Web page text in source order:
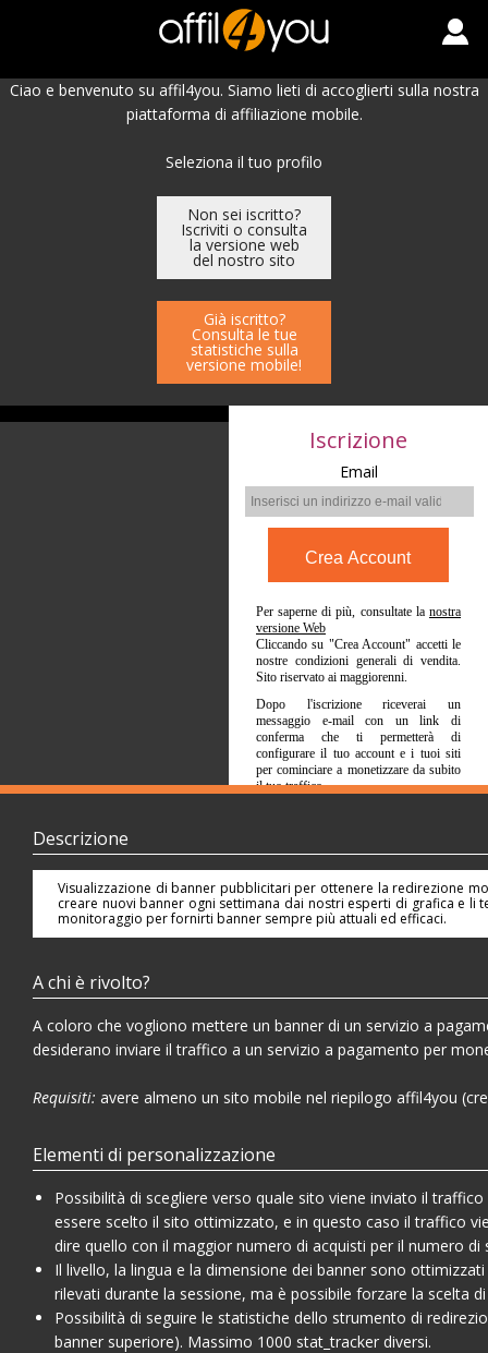
Ciao e benvenuto su affil4you. Siamo lieti di accoglierti sulla nostra
piattaforma di affiliazione mobile.
Seleziona il tuo profilo
Non sei iscritto?
Iscriviti o consulta
la versione web
del nostro sito
Già iscritto?
Consulta le tue
statistiche sulla
versione mobile!
Iscrizione
Email
Per saperne di più, consultate la nostra
versione Web
Cliccando su "Crea Account" accetti le
nostre condizioni generali di vendita.
Sito riservato ai maggiorenni.
Dopo l'iscrizione riceverai un
messaggio e-mail con un link di
conferma che ti permetterà di
configurare il tuo account e i tuoi siti
per cominciare a monetizzare da subito
il tuo traffico.
Descrizione
Visualizzazione di banner pubblicitari per ottenere la redirezione
creare nuovi banner ogni settimana dai nostri esperti di grafica e
monitoraggio per fornirti banner sempre più attuali ed efficaci.
A chi è rivolto?
A coloro che vogliono mettere un banner di un servizio a
desiderano inviare il traffico a un servizio a pagamento per
Requisiti: avere almeno un sito mobile nel riepilogo affil4you
Elementi di personalizzazione
Possibilità di scegliere verso quale sito viene inviato il
essere scelto il sito ottimizzato, e in questo caso il traffico
dire quello con il maggior numero di acquisti per il numero di
Il livello, la lingua e la dimensione dei banner sono
rilevati durante la sessione, ma è possibile forzare la scelta
Possibilità di seguire le statistiche dello strumento di
banner superiore). Massimo 1000 stat_tracker diversi.